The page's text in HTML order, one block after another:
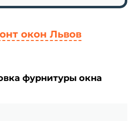
окон Львов
фурнитуры окна